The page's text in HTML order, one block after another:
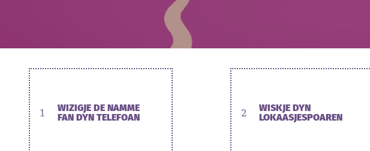
1
WIZIGJE DE NAMME
FAN DYN TELEFOAN
2
WISKJE DYN
LOKAASJESPOAREN